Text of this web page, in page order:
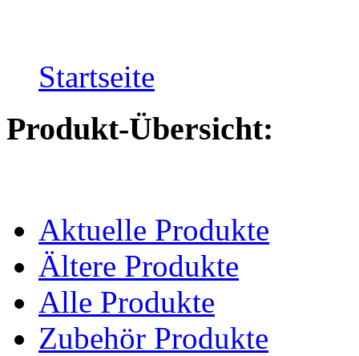
Startseite
Produkt-Übersicht:
Aktuelle Produkte
Ältere Produkte
Alle Produkte
Zubehör Produkte